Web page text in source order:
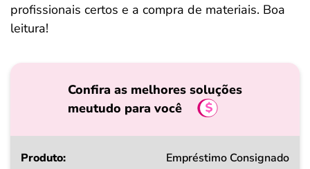
profissionais certos e a compra de materiais. Boa
leitura!
Confira as melhores soluções
meutudo para você
Produto
Empréstimo Consignado